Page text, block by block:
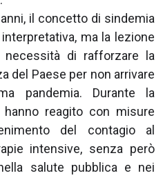
il concetto di sindemia
ma la lezione
necessità di rafforzare la
del Paese per non arrivare
pandemia. Durante la
hanno reagito con misure
del contagio al
intensive, senza però
salute pubblica e nei